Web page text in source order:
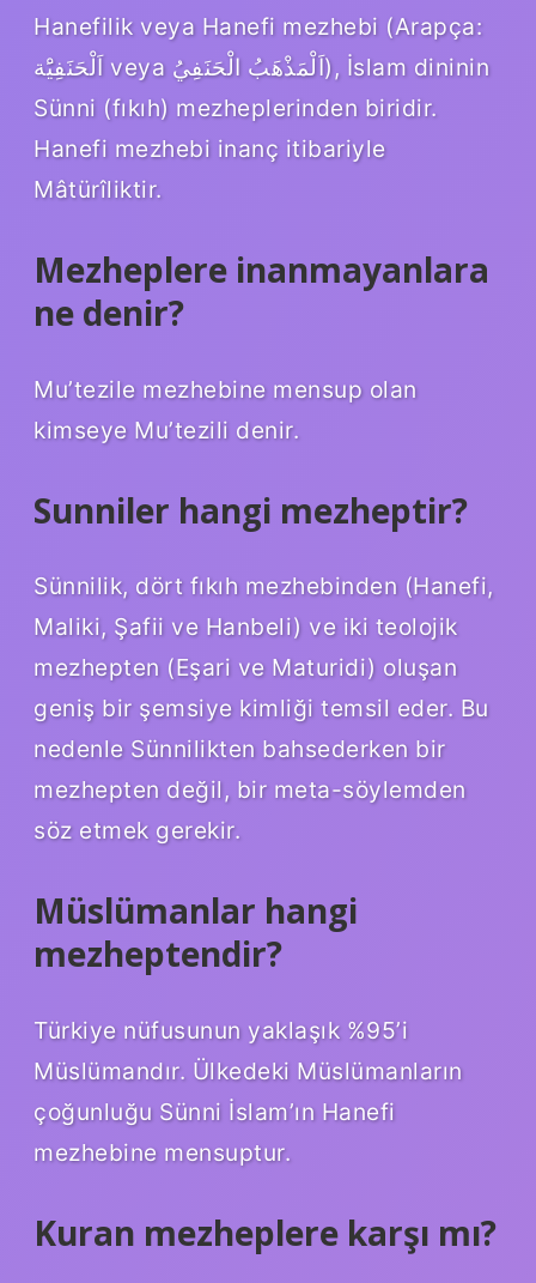
Hanefilik veya Hanefi mezhebi (Arapça:
اَلْحَنَفِيَْة veya اَلْمَذْهَبُ الْحَنَفِيُ), İslam dininin
Sünni (fıkıh) mezheplerinden biridir.
Hanefi mezhebi inanç itibariyle
Mâtürîliktir.
Mezheplere inanmayanlara
ne denir?
Mu’tezile mezhebine mensup olan
kimseye Mu’tezili denir.
Sunniler hangi mezheptir?
Sünnilik, dört fıkıh mezhebinden (Hanefi,
Maliki, Şafii ve Hanbeli) ve iki teolojik
mezhepten (Eşari ve Maturidi) oluşan
geniş bir şemsiye kimliği temsil eder. Bu
nedenle Sünnilikten bahsederken bir
mezhepten değil, bir meta-söylemden
söz etmek gerekir.
Müslümanlar hangi
mezheptendir?
Türkiye nüfusunun yaklaşık %95’i
Müslümandır. Ülkedeki Müslümanların
çoğunluğu Sünni İslam’ın Hanefi
mezhebine mensuptur.
Kuran mezheplere karşı mı?